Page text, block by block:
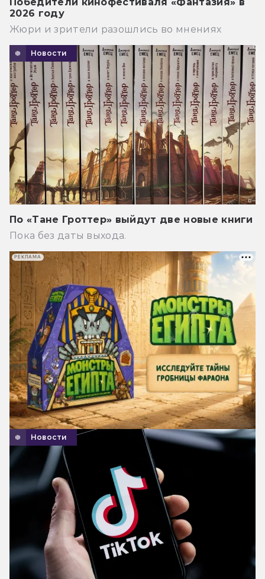
2026 году
Жюри и зрители разошлись во мнениях
Новости
По «Тане Гроттер» выйдут две новые книги
Пока без даты выхода.
Новости
РЕКЛАМА